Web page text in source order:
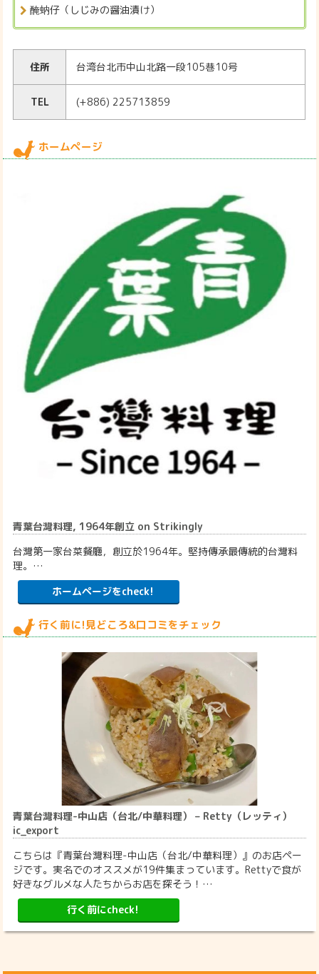
醃蚋仔（しじみの醤油漬け）
住所 台湾台北市中山北路一段105巷10号
TEL (+886) 225713859
ホームページ
青葉台灣料理, 1964年創立 on Strikingly
台灣第一家台菜餐廳，創立於1964年。堅持傳承最傳統的台灣料
理。…
ホームページをcheck!
行く前に!見どころ&口コミをチェック
青葉台灣料理-中山店（台北/中華料理） – Retty（レッティ）
ic_export
こちらは『青葉台灣料理-中山店（台北/中華料理）』のお店ペー
ジです。実名でのオススメが19件集まっています。Rettyで食が
好きなグルメな人たちからお店を探そう！…
行く前にcheck!